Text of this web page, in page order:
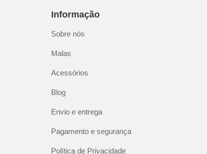
Informação
Sobre nós
Malas
Acessórios
Blog
Envio e entrega
Pagamento e segurança
Política de Privacidade